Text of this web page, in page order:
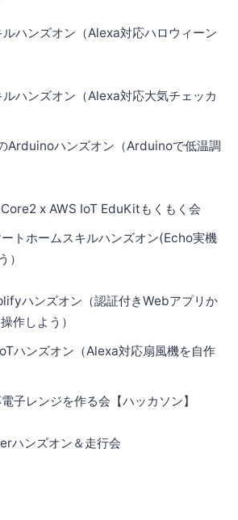
ハンズオン（Alexa対応ハロウィーン
ハンズオン（Alexa対応大気チェッカ
Arduinoハンズオン（Arduinoで低温調
x AWS IoT EduKitもくもく会
トホームスキルハンズオン(Echo実機
）
ハンズオン（認証付きWebアプリか
作しよう）
ハンズオン（Alexa対応扇風機を自作
子レンジを作る会【ハッカソン】
ハンズオン＆走行会